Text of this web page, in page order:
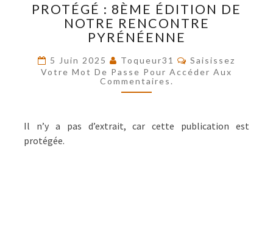
8ÈME
ÉDITION
DE
RENCONTRE
PYRÉNÉENNE
PROTÉGÉ : 8ÈME ÉDITION DE
NOTRE RENCONTRE
PYRÉNÉENNE
5 Juin 2025 Toqueur31 Commentaires
Saisissez
Votre Mot De Passe Pour Accéder Aux
Commentaires.
Il n’y a pas d’extrait, car cette publication est
protégée.